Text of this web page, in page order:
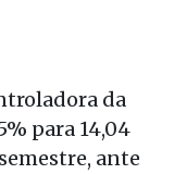
da
para 14,04
ante